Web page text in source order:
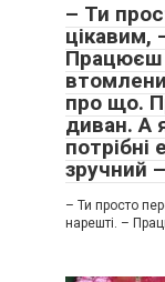
– Ти
цікавим,
Працюєш
про що.
диван. А
потрібні
зручний
– Ти просто
нарешті. –